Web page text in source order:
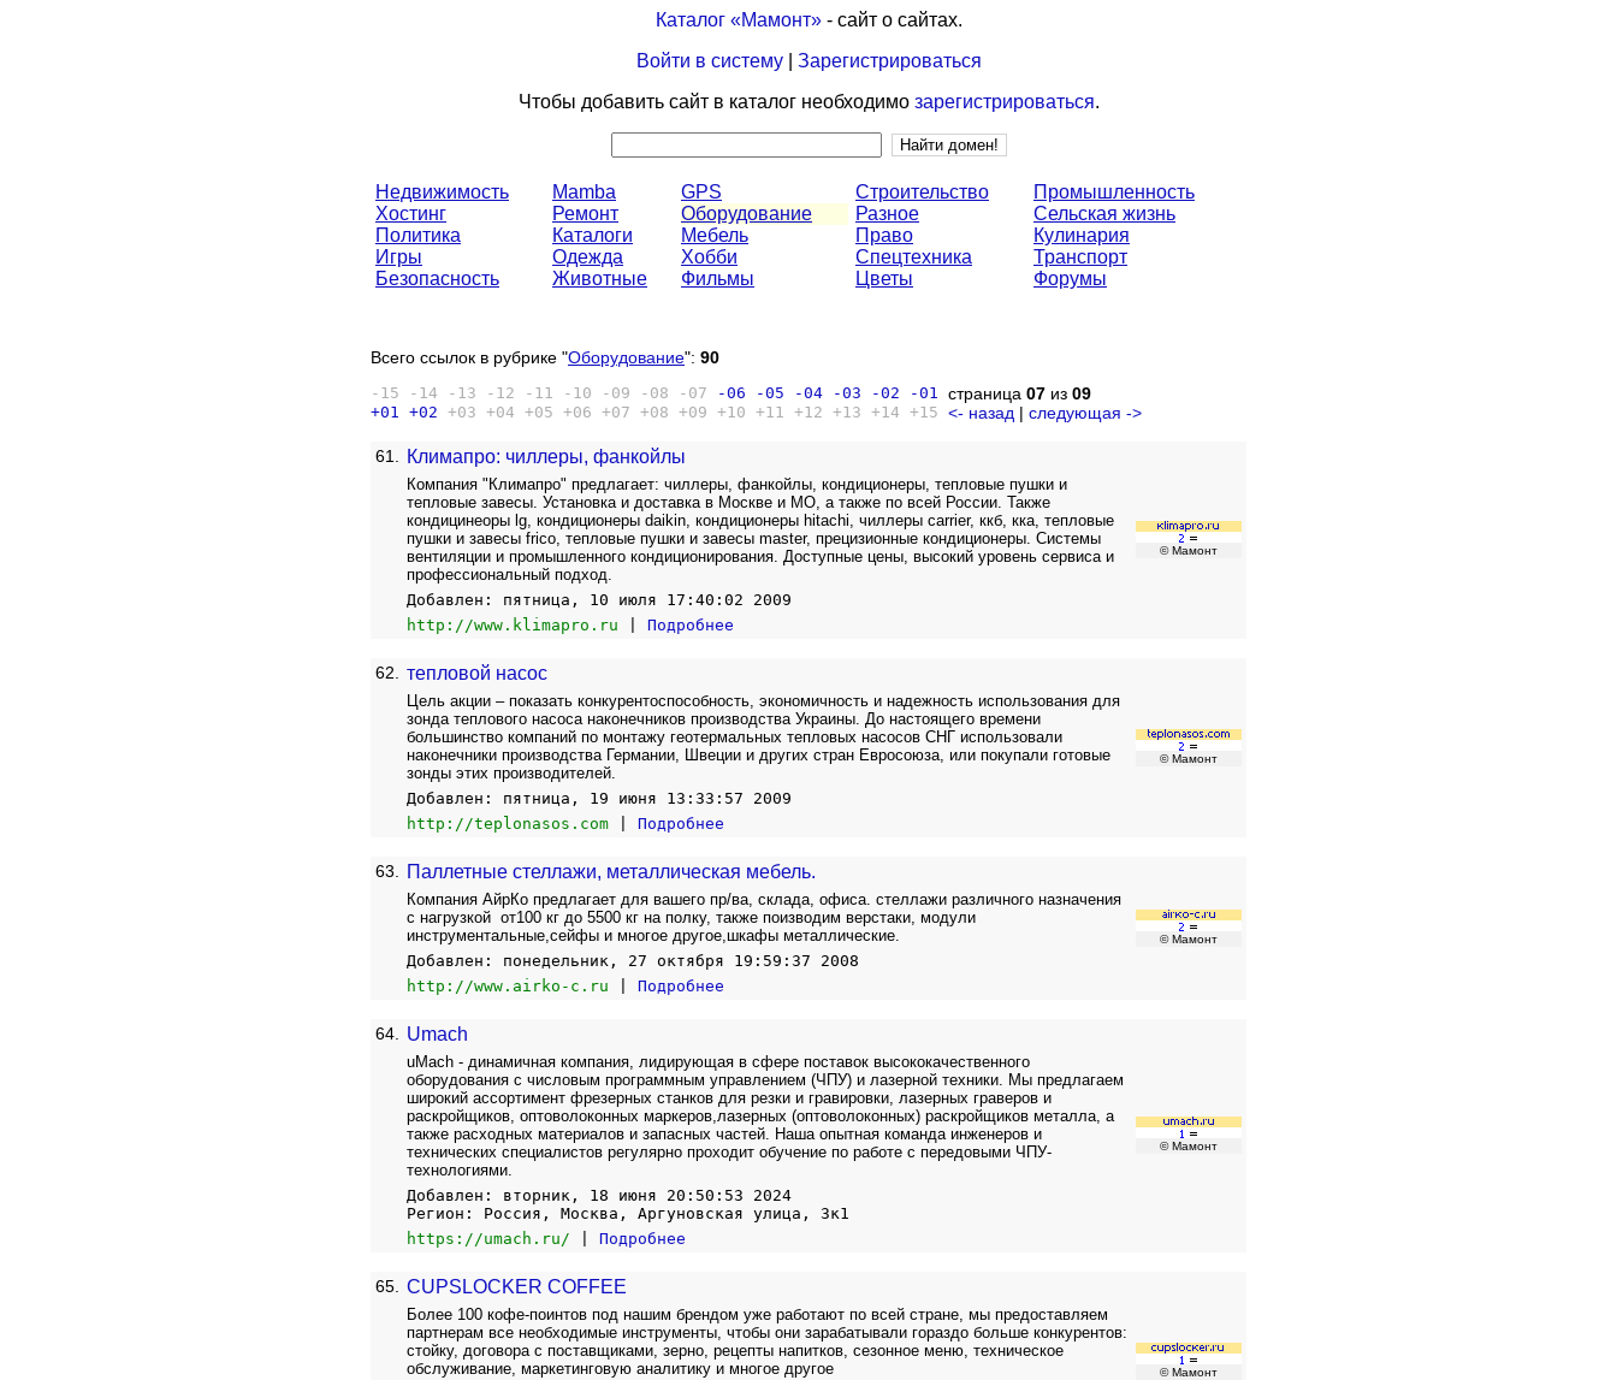
Каталог «Мамонт»- сайт о сайтах.
Войти в систему| Зарегистрироваться
Чтобы добавить сайт в каталог необходимо зарегистрироваться.
Недвижимость
Хостинг
Политика
Игры
Безопасность
Mamba
Ремонт
Каталоги
Одежда
Животные
GPS
Оборудование
Мебель
Хобби
Фильмы
Строительство
Разное
Право
Спецтехника
Цветы
Промышленность
Сельская жизнь
Кулинария
Транспорт
Форумы
Всего ссылок в рубрике "Оборудование": 90
-15 -14 -13 -12 -11 -10 -09 -08 -07 -06 -05 -04 -03 -02 -01 страница 07 из 09
+01 +02 +03 +04 +05 +06 +07 +08 +09 +10 +11 +12 +13 +14 +15 <- назад | следующая ->
61. Климапро: чиллеры, фанкойлы
© Мамонт
Компания "Климапро" предлагает: чиллеры, фанкойлы, кондиционеры, тепловые пушки и
тепловые завесы. Установка и доставка в Москве и МО, а также по всей России. Также
кондицинеоры lg, кондиционеры daikin, кондиционеры hitachi, чиллеры carrier, ккб, кка, тепловые
пушки и завесы frico, тепловые пушки и завесы master, прецизионные кондиционеры. Системы
вентиляции и промышленного кондиционирования. Доступные цены, высокий уровень сервиса и
профессиональный подход.
Добавлен: пятница, 10 июля 17:40:02 2009
http://www.klimapro.ru
Подробнее
62. тепловой насос
© Мамонт
Цель акции – показать конкурентоспособность, экономичность и надежность использования для
зонда теплового насоса наконечников производства Украины. До настоящего времени
большинство компаний по монтажу геотермальных тепловых насосов СНГ использовали
наконечники производства Германии, Швеции и других стран Евросоюза, или покупали готовые
зонды этих производителей.
Добавлен: пятница, 19 июня 13:33:57 2009
http://teplonasos.com
Подробнее
63. Паллетные стеллажи, металлическая мебель.
© Мамонт
Компания АйрКо предлагает для вашего пр/ва, склада, офиса. стеллажи различного назначения
с нагрузкой от100 кг до 5500 кг на полку, также поизводим верстаки, модули
инструментальные,сейфы и многое другое,шкафы металлические.
Добавлен: понедельник, 27 октября 19:59:37 2008
http://www.airko-c.ru
Подробнее
64. Umach
© Мамонт
uMach - динамичная компания, лидирующая в сфере поставок высококачественного
оборудования с числовым программным управлением (ЧПУ) и лазерной техники. Мы предлагаем
широкий ассортимент фрезерных станков для резки и гравировки, лазерных граверов и
раскройщиков, оптоволоконных маркеров,лазерных (оптоволоконных) раскройщиков металла, а
также расходных материалов и запасных частей. Наша опытная команда инженеров и
технических специалистов регулярно проходит обучение по работе с передовыми ЧПУ-
технологиями.
Добавлен: вторник, 18 июня 20:50:53 2024
Регион: Россия, Москва, Аргуновская улица, 3к1
https://umach.ru/
Подробнее
65. CUPSLOCKER COFFEE
© Мамонт
Более 100 кофе-поинтов под нашим брендом уже работают по всей стране, мы предоставляем
партнерам все необходимые инструменты, чтобы они зарабатывали гораздо больше конкурентов:
стойку, договора с поставщиками, зерно, рецепты напитков, сезонное меню, техническое
обслуживание, маркетинговую аналитику и многое другое